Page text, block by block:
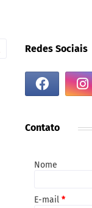
Redes Sociais
Contato
Nome
E-mail *